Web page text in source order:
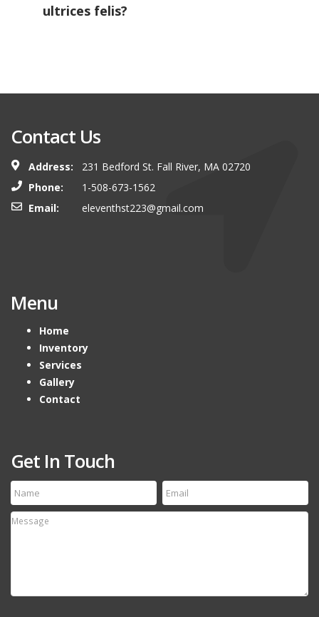
ultrices felis?
Contact Us
Address:
231 Bedford St. Fall River, MA 02720
Phone:
1-508-673-1562
Email:
eleventhst223@gmail.com
Menu
Home
Inventory
Services
Gallery
Contact
Get In Touch